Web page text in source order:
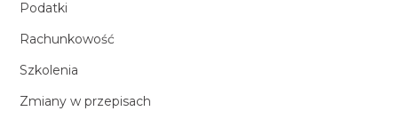
Podatki
Rachunkowość
Szkolenia
Zmiany w przepisach